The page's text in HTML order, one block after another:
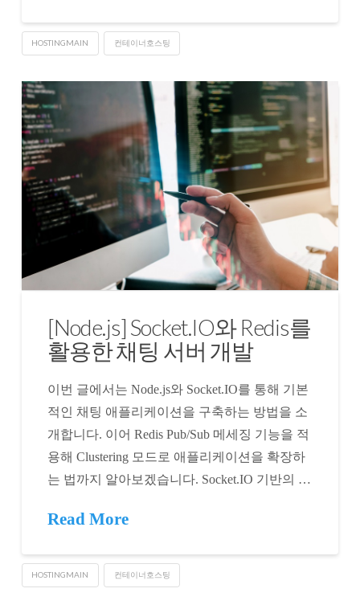
HOSTINGMAIN 컨테이너호스팅
[Node.js] Socket.IO와 Redis를
활용한 채팅 서버 개발
이번 글에서는 Node.js와 Socket.IO를 통해 기본
적인 채팅 애플리케이션을 구축하는 방법을 소
개합니다. 이어 Redis Pub/Sub 메세징 기능을 적
용해 Clustering 모드로 애플리케이션을 확장하
는 법까지 알아보겠습니다. Socket.IO 기반의 …
Read More
HOSTINGMAIN 컨테이너호스팅